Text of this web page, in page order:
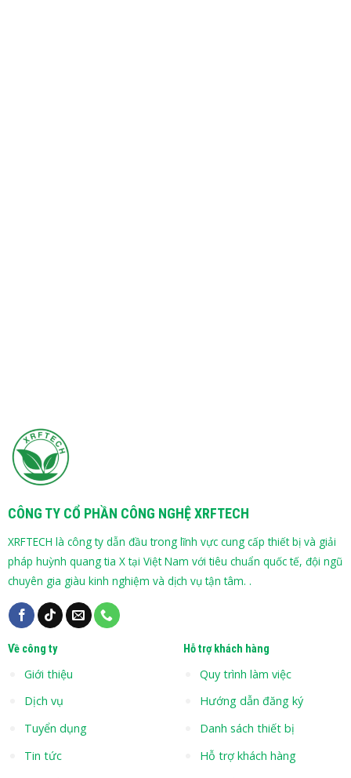
CÔNG TY CỔ PHẦN CÔNG NGHỆ XRFTECH
XRFTECH là công ty dẫn đầu trong lĩnh vực cung cấp thiết bị và giải
pháp huỳnh quang tia X tại Việt Nam với tiêu chuẩn quốc tế, đội ngũ
chuyên gia giàu kinh nghiệm và dịch vụ tận tâm. .
Về công ty
Giới thiệu
Dịch vụ
Tuyển dụng
Tin tức
Hỗ trợ khách hàng
Quy trình làm việc
Hướng dẫn đăng ký
Danh sách thiết bị
Hỗ trợ khách hàng